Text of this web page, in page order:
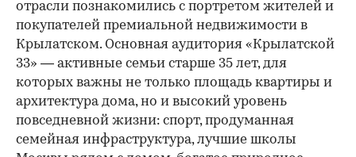
отрасли познакомились с портретом жителей и
покупателей премиальной недвижимости в
Крылатском. Основная аудитория «Крылатской
33» — активные семьи старше 35 лет, для
которых важны не только площадь квартиры и
архитектура дома, но и высокий уровень
повседневной жизни: спорт, продуманная
семейная инфраструктура, лучшие школы